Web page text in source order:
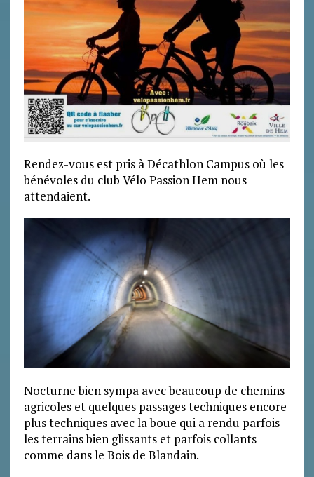
Rendez-vous est pris à Décathlon Campus où les
bénévoles du club Vélo Passion Hem nous
attendaient.
Nocturne bien sympa avec beaucoup de chemins
agricoles et quelques passages techniques encore
plus techniques avec la boue qui a rendu parfois
les terrains bien glissants et parfois collants
comme dans le Bois de Blandain.